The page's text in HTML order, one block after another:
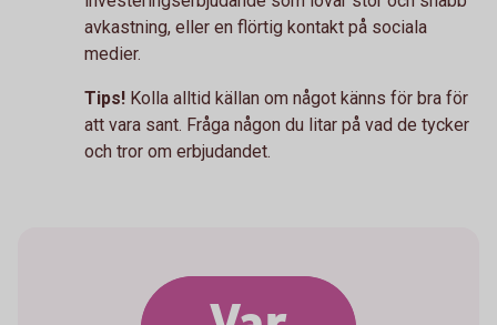
avkastning, eller en flörtig kontakt på sociala
medier.
Tips! Kolla alltid källan om något känns för bra för
att vara sant. Fråga någon du litar på vad de tycker
och tror om erbjudandet.